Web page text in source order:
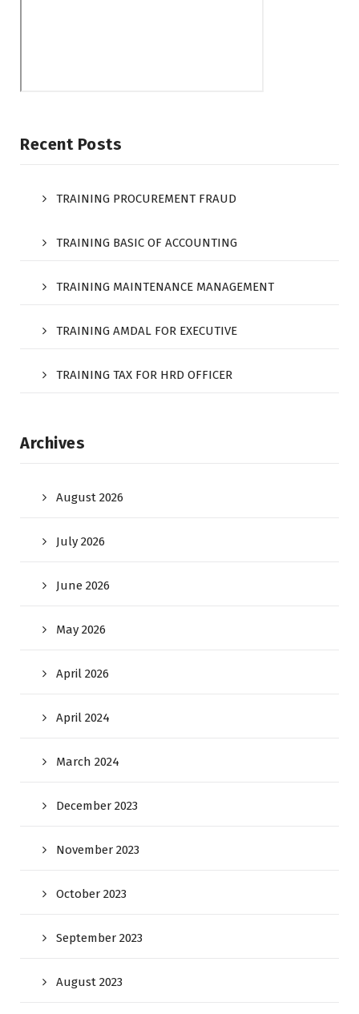
Recent Posts
TRAINING PROCUREMENT FRAUD
TRAINING BASIC OF ACCOUNTING
TRAINING MAINTENANCE MANAGEMENT
TRAINING AMDAL FOR EXECUTIVE
TRAINING TAX FOR HRD OFFICER
Archives
August 2026
July 2026
June 2026
May 2026
April 2026
April 2024
March 2024
December 2023
November 2023
October 2023
September 2023
August 2023